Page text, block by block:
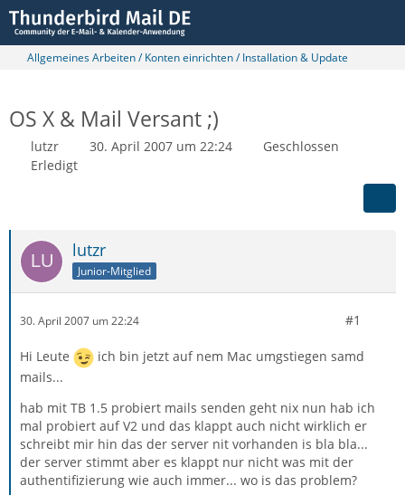
Allgemeines Arbeiten / Konten einrichten / Installation & Update
OS X & Mail Versant ;)
lutzr 30. April 2007 um 22:24
Geschlossen
Erledigt
lutzr
Junior-Mitglied
30. April 2007 um 22:24 #1
Hi Leute
ich bin jetzt auf nem Mac umgstiegen samd
mails...
hab mit TB 1.5 probiert mails senden geht nix nun hab ich
mal probiert auf V2 und das klappt auch nicht wirklich er
schreibt mir hin das der server nit vorhanden is bla bla...
der server stimmt aber es klappt nur nicht was mit der
authentifizierung wie auch immer... wo is das problem?